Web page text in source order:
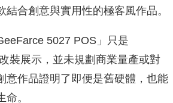
結合創意與實用性的極客風作品。
5027 POS」只是
裝展示，並未規劃商業量產或對
意作品證明了即便是舊硬體，也能
。